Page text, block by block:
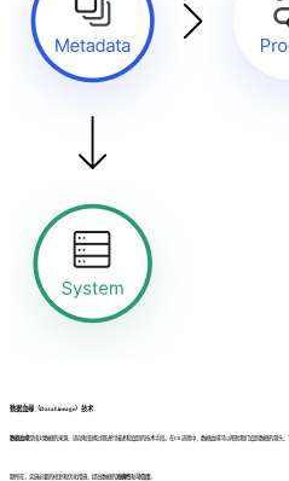
数据血缘（DataLineage）技术
数据血缘是指对数据的来源、流动和变换过程进行描述和追踪的技术手段。在ETL流程中，数据血缘可以帮助我们追踪数据的源
题所在，实施必要的修复和优化措施，提高数据的准确性和 可信度。